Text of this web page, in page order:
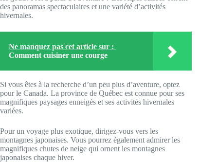
des panoramas spectaculaires et une variété d’activités
hivernales.
Ne manquez pas cet article sur :
Comment cuisiner une courge
Si vous êtes à la recherche d’un peu plus d’aventure, optez
pour le Canada. La province de Québec est connue pour ses
magnifiques paysages enneigés et ses activités hivernales
variées.
Pour un voyage plus exotique, dirigez-vous vers les
montagnes japonaises. Vous pourrez également admirer les
magnifiques chutes de neige qui ornent les montagnes
japonaises chaque hiver.